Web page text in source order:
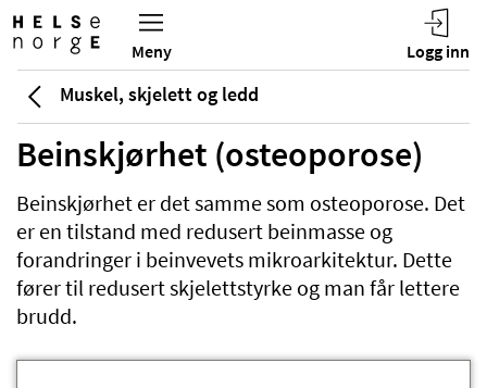
Muskel, skjelett og ledd
Beinskjørhet (osteoporose)
Beinskjørhet er det samme som osteoporose. Det
er en tilstand med redusert beinmasse og
forandringer i beinvevets mikroarkitektur. Dette
fører til redusert skjelettstyrke og man får lettere
brudd.